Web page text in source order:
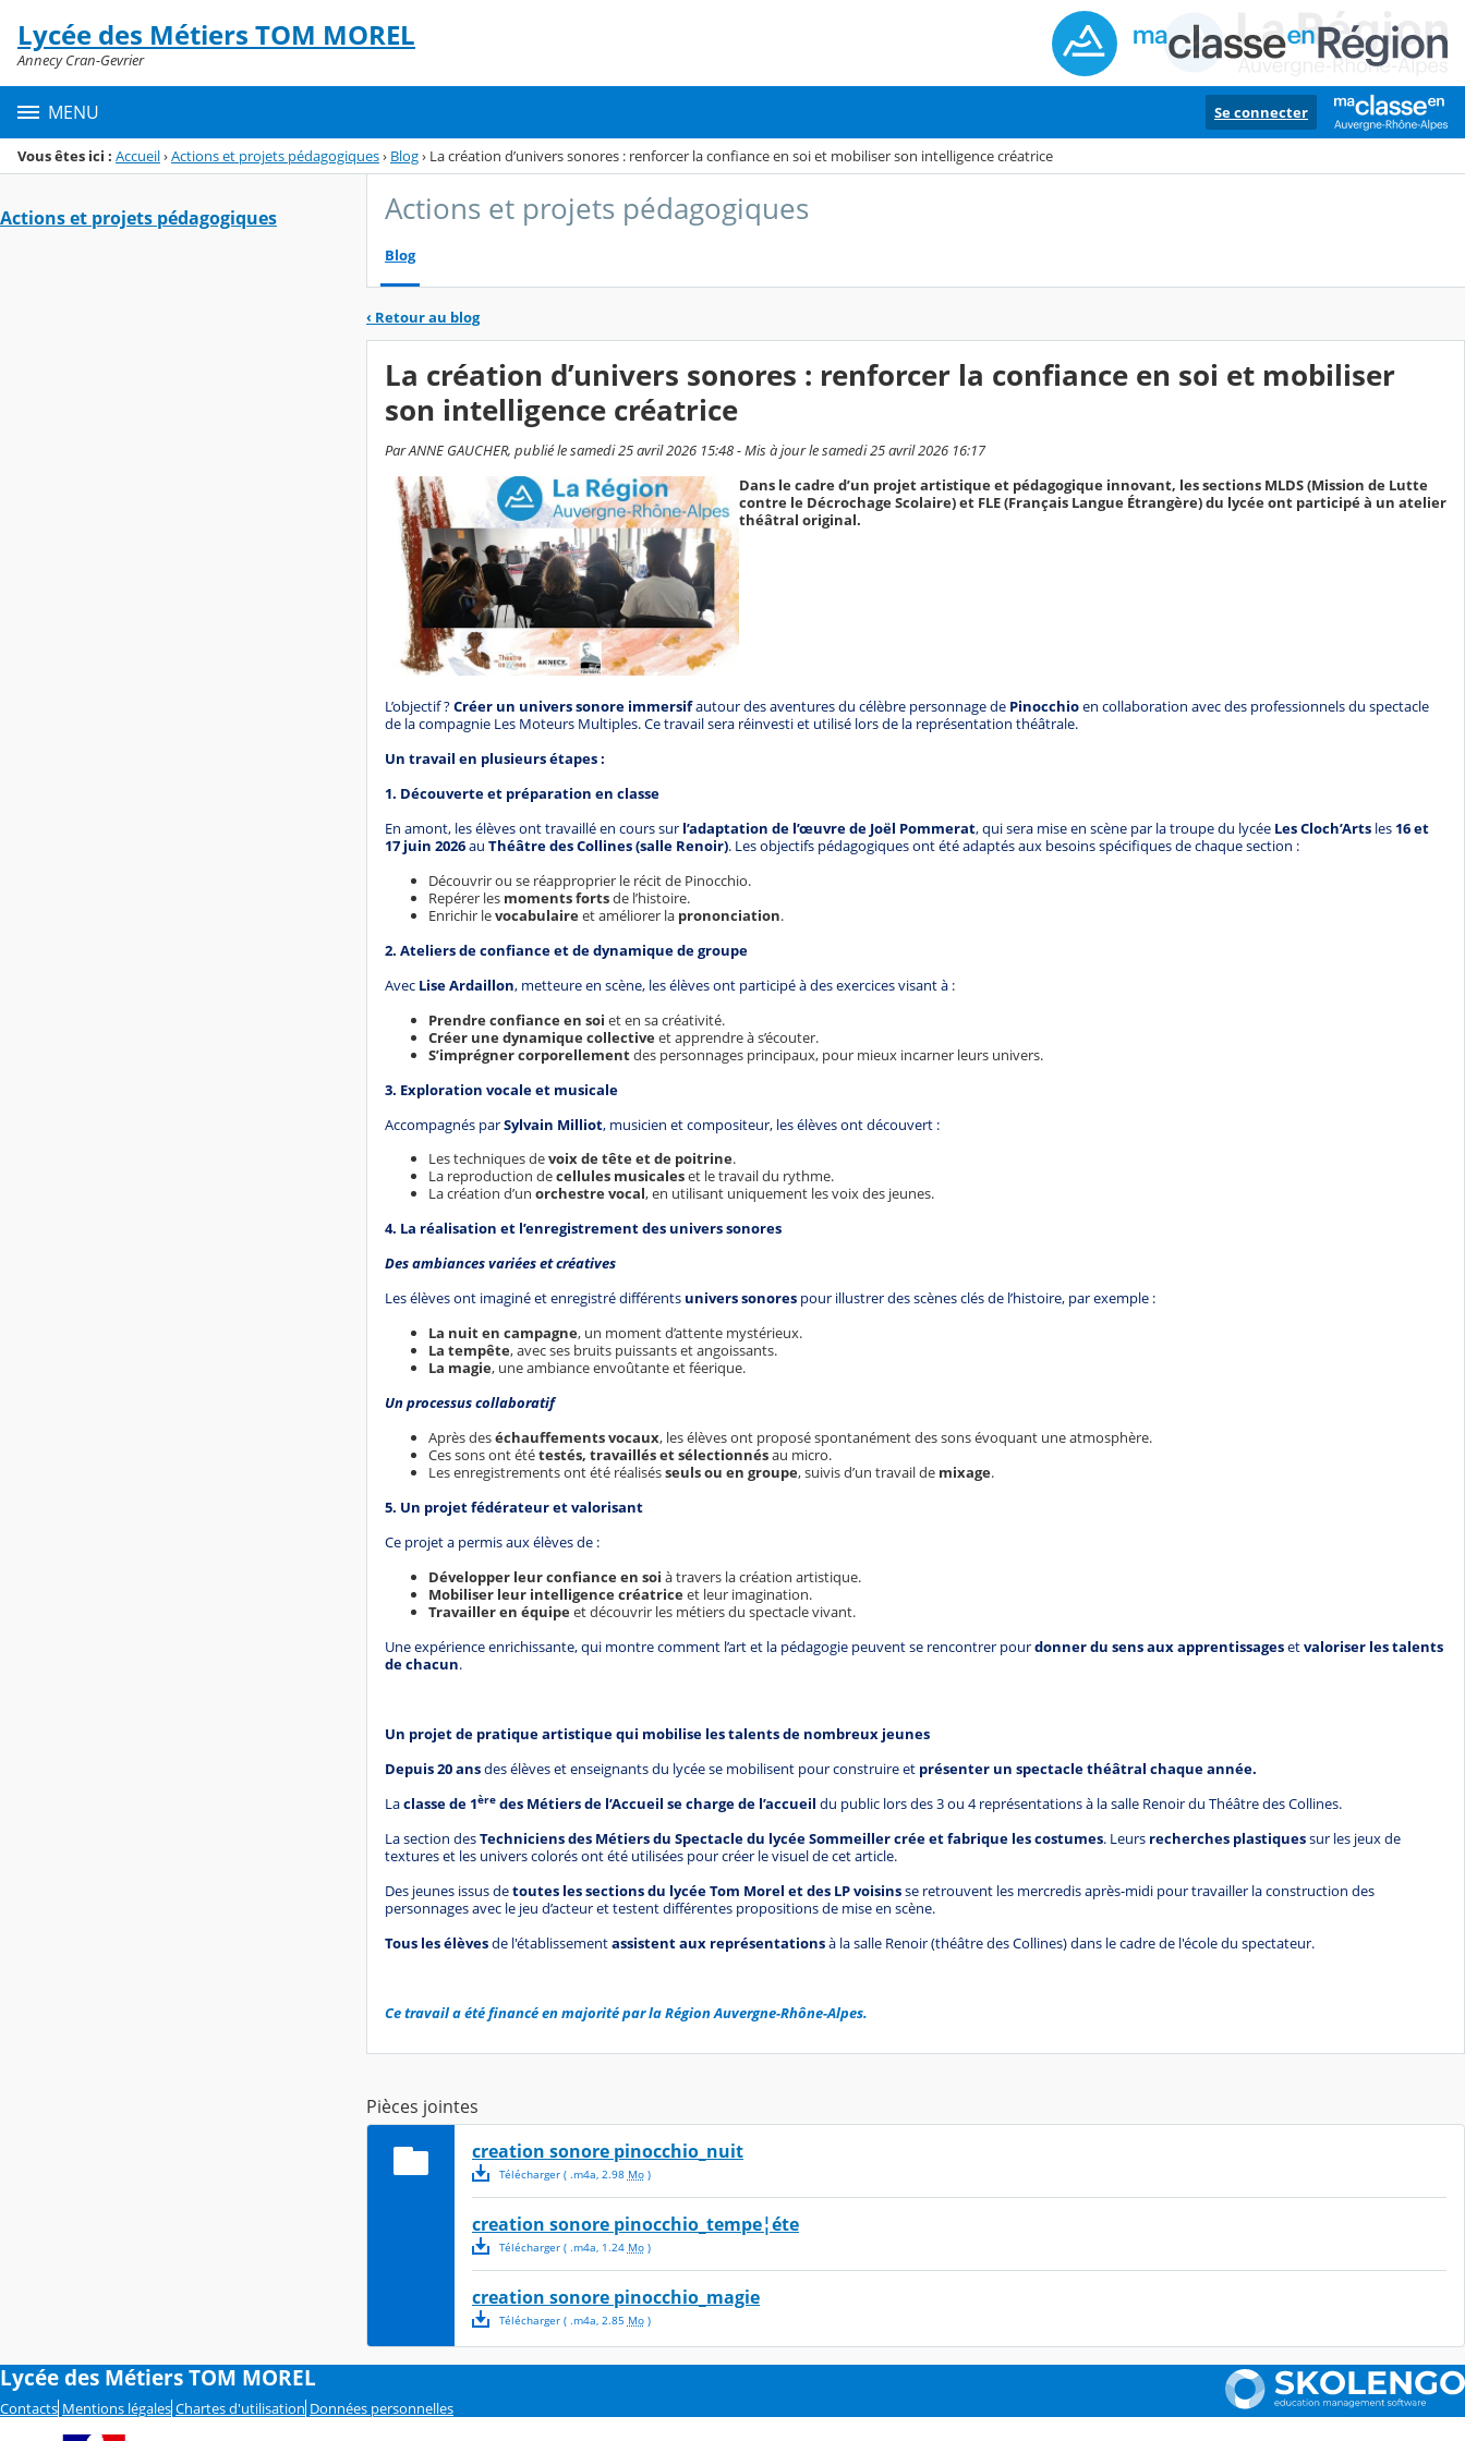
Menu de la rubrique
Contenu
Lycée des Métiers TOM MOREL
Annecy Cran-Gevrier
MENU Se connecter
Vous êtes ici : Accueil›Actions et projets pédagogiques› Blog› La création d’univers sonores : renforcer la confiance en soi et mobiliser son intelligence créatrice
Actions et projets pédagogiques Actions et projets pédagogiques
Blog
‹ Retour au blog
La création d’univers sonores : renforcer la confiance en soi et mobiliser
son intelligence créatrice
Par ANNE GAUCHER, publié le samedi 25 avril 2026 15:48 - Mis à jour le samedi 25 avril 2026 16:17
Dans le cadre d’un projet artistique et pédagogique innovant, les sections MLDS (Mission de Lutte
contre le Décrochage Scolaire) et FLE (Français Langue Étrangère) du lycée ont participé à un atelier
théâtral original.
L’objectif ?Créer un univers sonore immersifautour des aventures du célèbre personnage de Pinocchioen collaboration avec des professionnels du spectacle
de la compagnie Les Moteurs Multiples. Ce travail sera réinvesti et utilisé lors de la représentation théâtrale.
Un travail en plusieurs étapes :
1. Découverte et préparation en classe
En amont, les élèves ont travaillé en cours sur l’adaptation de l’œuvre de Joël Pommerat, qui sera mise en scène par la troupe du lycée Les Cloch’Arts les 16 et
17 juin 2026au Théâtre des Collines (salle Renoir). Les objectifs pédagogiques ont été adaptés aux besoins spécifiques de chaque section :
Découvrir ou se réapproprier le récit de Pinocchio.
Repérer les moments fortsde l’histoire.
Enrichir levocabulaireet améliorer la prononciation.
2. Ateliers de confiance et de dynamique de groupe
Avec Lise Ardaillon, metteure en scène, les élèves ont participé à des exercices visant à :
Prendre confiance en soi et en sa créativité.
Créer une dynamique collectiveet apprendre à s’écouter.
S’imprégner corporellementdes personnages principaux, pour mieux incarner leurs univers.
3. Exploration vocale et musicale
Accompagnés parSylvain Milliot, musicien et compositeur, les élèves ont découvert :
Les techniques devoix de tête et de poitrine.
La reproduction decellules musicaleset le travail du rythme.
La création d’un orchestre vocal, en utilisant uniquement les voix des jeunes.
4. La réalisation et l’enregistrement des univers sonores
Des ambiances variées et créatives
Les élèves ont imaginé et enregistré différents univers sonores pour illustrer des scènes clés de l’histoire, par exemple :
La nuit en campagne, un moment d’attente mystérieux.
La tempête, avec ses bruits puissants et angoissants.
La magie, une ambiance envoûtante et féerique.
Un processus collaboratif
Après deséchauffements vocaux, les élèves ont proposé spontanément des sons évoquant une atmosphère.
Ces sons ont ététestés, travaillés et sélectionnésau micro.
Les enregistrements ont été réalisésseuls ou en groupe, suivis d’un travail de mixage.
5. Un projet fédérateur et valorisant
Ce projet a permis aux élèves de :
Développer leur confiance en soi à travers la création artistique.
Mobiliser leur intelligence créatriceet leur imagination.
Travailler en équipeet découvrir les métiers du spectacle vivant.
Une expérience enrichissante, qui montre comment l’art et la pédagogie peuvent se rencontrer pourdonner du sens aux apprentissagesetvaloriser les talents
de chacun.
Un projet de pratique artistique qui mobilise les talents de nombreux jeunes
Depuis 20 ansdes élèves et enseignants du lycée se mobilisent pour construire et présenter un spectacle théâtral chaque année.
Laclasse de 1ère des Métiers de l’Accueil se charge de l’accueil du public lors des 3 ou 4 représentations à la salle Renoir du Théâtre des Collines.
La section desTechniciens des Métiers du Spectacle du lycée Sommeiller crée et fabrique les costumes. Leurs recherches plastiquessur les jeux de
textures et les univers colorés ont été utilisées pour créer le visuel de cet article.
Des jeunes issus detoutes les sections du lycée Tom Morel et des LP voisinsse retrouvent les mercredis après-midi pour travailler la construction des
personnages avec le jeu d’acteur et testent différentes propositions de mise en scène.
Tous les élèvesde l'établissementassistent aux représentationsà la salle Renoir (théâtre des Collines) dans le cadre de l'école du spectateur.
Ce travail a été financé en majorité par la Région Auvergne-Rhône-Alpes.
Pièces jointes
creation sonore pinocchio_nuit
Télécharger( .m4a, 2.98 Mo)
creation sonore pinocchio_tempe¦éte
Télécharger( .m4a, 1.24 Mo)
creation sonore pinocchio_magie
Télécharger( .m4a, 2.85 Mo)
Lycée des Métiers TOM MOREL
Contacts Mentions légales Chartes d'utilisation Données personnelles